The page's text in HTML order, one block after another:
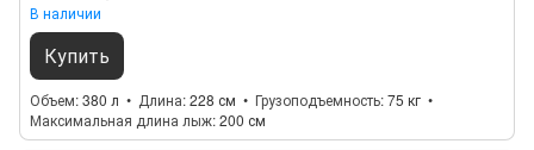
В наличии
Купить
Объем 380 л Длина 228 см Грузоподъемность 75 кг
Максимальная длина лыж 200 см